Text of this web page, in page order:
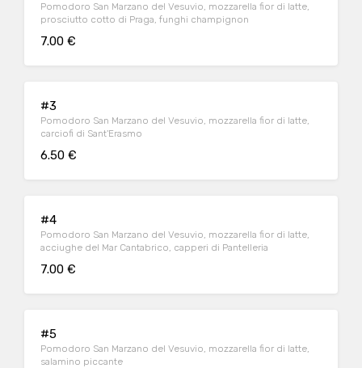
Pomodoro San Marzano del Vesuvio, mozzarella fior di latte,
prosciutto cotto di Praga, funghi champignon
7.00 €
#3
Pomodoro San Marzano del Vesuvio, mozzarella fior di latte,
carciofi di Sant'Erasmo
6.50 €
#4
Pomodoro San Marzano del Vesuvio, mozzarella fior di latte,
acciughe del Mar Cantabrico, capperi di Pantelleria
7.00 €
#5
Pomodoro San Marzano del Vesuvio, mozzarella fior di latte,
salamino piccante